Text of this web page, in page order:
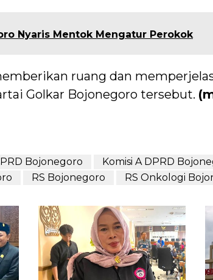
Nyaris Mentok Mengatur Perokok
ruang dan
Golkar Bojonegoro tersebut.
Bojonegoro
Komisi A DPRD
RS Bojonegoro RS Onkologi